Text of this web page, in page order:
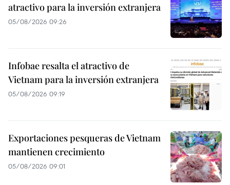
atractivo para la inversión extranjera
05/08/2026 09:26
Infobae resalta el atractivo de
Vietnam para la inversión extranjera
05/08/2026 09:19
Exportaciones pesqueras de Vietnam
mantienen crecimiento
05/08/2026 09:01